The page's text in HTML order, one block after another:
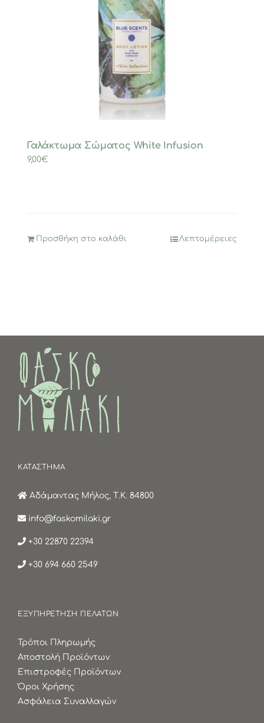
Γαλάκτωμα Σώματος White Infusion
9,00€
Προσθήκη στο καλάθι Λεπτομέρειες
ΚΑΤΑΣΤΗΜΑ
Αδάμαντας Μήλος, Τ.Κ. 84800
info@faskomilaki.gr
+30 22870 22394
+30 694 660 2549
ΕΞΥΠΗΡΕΤΗΣΗ ΠΕΛΑΤΩΝ
Τρόποι Πληρωμής
Αποστολή Προϊόντων
Επιστροφές Προϊόντων
Όροι Χρήσης
Ασφάλεια Συναλλαγών